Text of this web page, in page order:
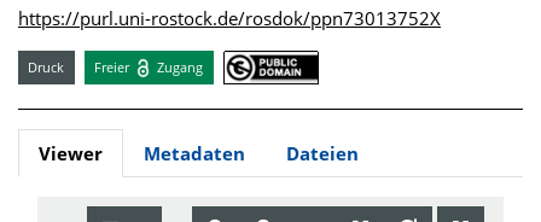
https://purl.uni-rostock.de/rosdok/ppn73013752X
Druck Freier Zugang
Viewer Metadaten Dateien